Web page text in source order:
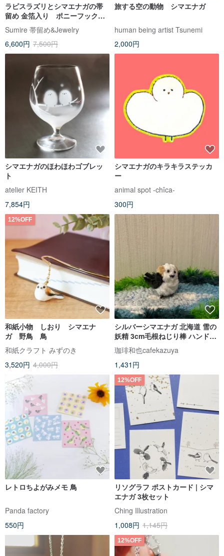
ラピスラズリとシマエナガの帯
留め 金箔入り ポニーフック
ブローチ
Sumire 帯留め&Jewelry
6,600円 7,500円
旅する空の動物 シマエナガ
human being artist Tsunemi
2,000円
シマエナガのほわほわゴブレッ
ト
atelier KEITH
7,854円
シマエナガのキラキラステッカ
ー
animal spot -chîca-
300円
12%OFF
和紙小物 しおり シマエナ
ガ 野鳥 鳥
和紙クラフト みずのき
3,520円 4,000円
シルバーシマエナガ 北海道 雪の
妖精 3cm毛根ねじり棒 ハンドメ
イド/人形
珈琲和也cafekazuya
1,431円
レトロちよがみメモ 鳥
Panda factory
550円
12%OFF
リソグラフ ポストカード | シマ
エナガ 3枚セット
Ching Illustration
1,008円 1,145円
12%OFF